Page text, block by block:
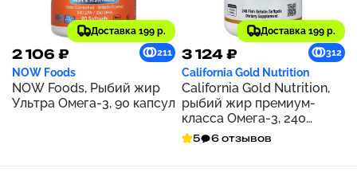
Доставка 199 р.
2 106 ₽ 211
NOW Foods
NOW Foods, Рыбий жир
Ультра Омега-3, 90 капсул
Доставка 199 р.
3 124 ₽ 312
California Gold Nutrition
California Gold Nutrition,
рыбий жир премиум-
класса Омега-3, 240
капсул с рыбьим
желатином
5 6 отзывов